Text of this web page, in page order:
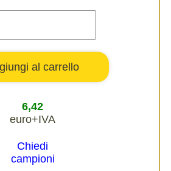
6,42
euro+IVA
Chiedi
campioni